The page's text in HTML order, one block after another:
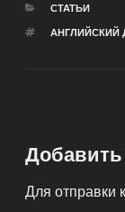
РУБРИКИ
СТАТЬИ
МЕТКИ
Для отправки